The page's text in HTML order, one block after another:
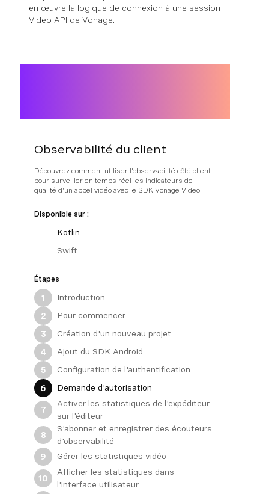
en œuvre la logique de connexion à une session
Video API de Vonage.
Observabilité du client
Découvrez comment utiliser l'observabilité côté client
pour surveiller en temps réel les indicateurs de
qualité d'un appel vidéo avec le SDK Vonage Video.
Disponible sur :
Kotlin
Swift
Étapes
1
Introduction
2
Pour commencer
3
Création d'un nouveau projet
4
Ajout du SDK Android
5
Configuration de l'authentification
6
Demande d'autorisation
7
Activer les statistiques de l'expéditeur
sur l'éditeur
8
S'abonner et enregistrer des écouteurs
d'observabilité
9
Gérer les statistiques vidéo
10
Afficher les statistiques dans
l'interface utilisateur